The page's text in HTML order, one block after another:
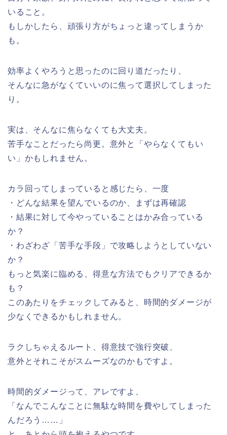
いること。
もしかしたら、頑張り方がちょっと違ってしまうか
も。
効率よくやろうと思ったのに回り道だったり、
そんなに急がなくていいのに焦って選択してしまった
り。
実は、そんなに焦らなくても大丈夫。
苦手なことだったら尚更。意外と「やらなくてもい
い」かもしれません。
カラ回ってしまっていると感じたら、一度
・どんな結果を望んでいるのか、まずは再確認
・結果に対して今やっていることはかみ合っている
か？
・わざわざ「苦手な手段」で攻略しようとしていない
か？
もっと気楽に臨める、得意な方法でもクリアできるか
も？
このあたりをチェックしてみると、時間的ダメージが
少なくできるかもしれません。
ラクしちゃえるルート、得意技で強行突破、
意外とそれこそがスムーズなのかもですよ。
時間的ダメージって、アレですよ、
「なんでこんなことに無駄な時間を費やしてしまった
んだろう……」